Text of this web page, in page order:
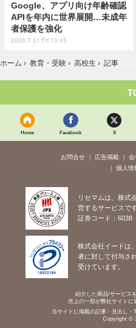
Google、アプリ向け年齢確認
APIを年内に世界展開…未成年
者保護を強化
2026.7.31 Fri 13:45
ホーム › 教育・受験 › 高校生 › 記事
Home Facebook X
お問合せ 広告掲載 会
個人情
リセマムは、株式
営するサービスです
証券コード：6038
株式会社イードは
者に対して付与さ
受けています。
紹介した商品/サービス
売上の一部が弊社サイトに
当サイトに掲載の記事・見出し・
Copyright ©